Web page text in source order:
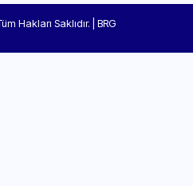
Hakları Saklıdır. | BRG